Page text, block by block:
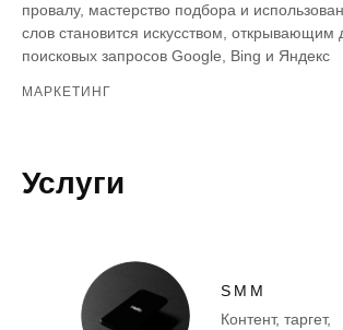
провалу, мастерство подбора и
слов становится искусством, открывающим
поисковых запросов Google, Bing и Яндекс
МАРКЕТИНГ
Услуги
Контент, таргет,
SMM